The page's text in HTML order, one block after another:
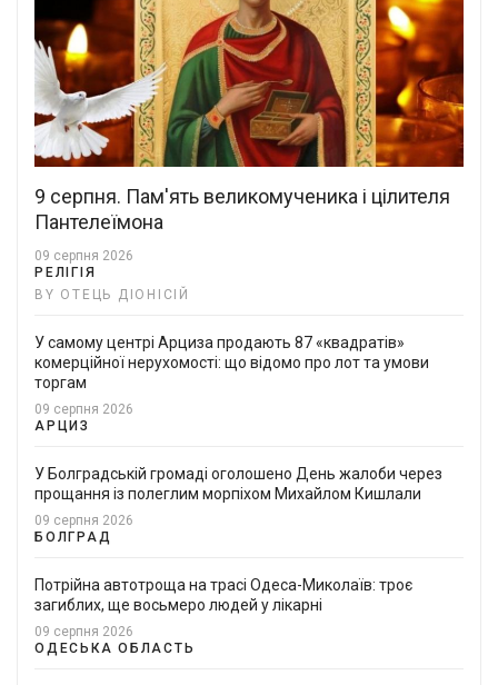
9 серпня. Пам'ять великомученика і цілителя
Пантелеїмона
09 серпня 2026
РЕЛІГІЯ
BY ОТЕЦЬ ДІОНІСІЙ
У самому центрі Арциза продають 87 «квадратів»
комерційної нерухомості: що відомо про лот та умови
торгам
09 серпня 2026
АРЦИЗ
У Болградській громаді оголошено День жалоби через
прощання із полеглим морпіхом Михайлом Кишлали
09 серпня 2026
БОЛГРАД
Потрійна автотроща на трасі Одеса-Миколаїв: троє
загиблих, ще восьмеро людей у лікарні
09 серпня 2026
ОДЕСЬКА ОБЛАСТЬ